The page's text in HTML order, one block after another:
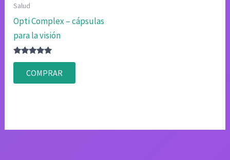
Salud
Opti Complex – cápsulas
para la visión
Valorado
4.75
de 5
COMPRAR